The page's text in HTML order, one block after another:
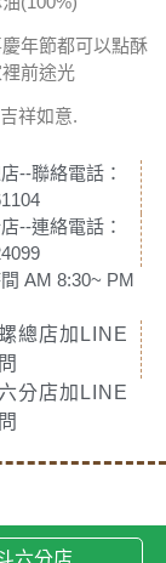
年節都可以點酥
前途光
如意.
--聯絡電話：
--連絡電話：
AM 8:30~ PM
總店加LINE
分店加LINE
六分店